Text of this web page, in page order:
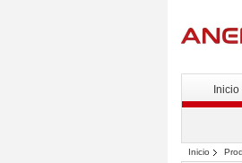
Inicio
Inicio